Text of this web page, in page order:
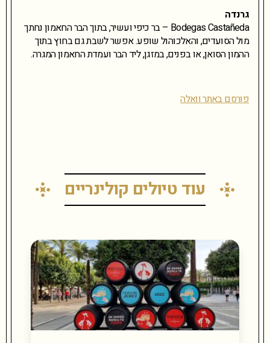
גרנדה
Bodegas Castañeda – בר כיפי ועשיר, בתוך הבר החאמון נחתך
מול הסועדים, והאלכוהול שופע. אפשר לשבת גם בחוץ בתוך
ההמון הסואן, או בפנים, במזגן, ליד הבר ועמדת החאמון המגרה.
פורסם באתר וואלה
עוד טיולים קולינריים